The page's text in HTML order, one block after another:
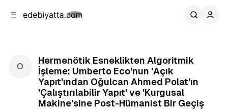
Hermenötik Esneklikten Algoritmik
İşleme: Umberto Eco’nun 'Açık
Yapıt'ından Oğulcan Ahmed Polat’ın
'Çalıştırılabilir Yapıt' ve 'Kurgusal
Makine'sine Post-Hümanist Bir Geçiş